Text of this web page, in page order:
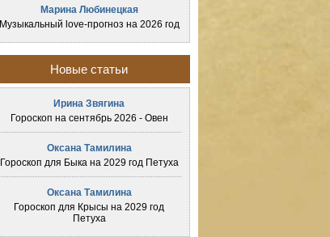
Марина Любинецкая
Музыкальный love-прогноз на 2026 год
Новые статьи
Ирина Звягина
Гороскоп на сентябрь 2026 - Овен
Оксана Тамилина
Гороскоп для Быка на 2029 год Петуха
Оксана Тамилина
Гороскоп для Крысы на 2029 год
Петуха